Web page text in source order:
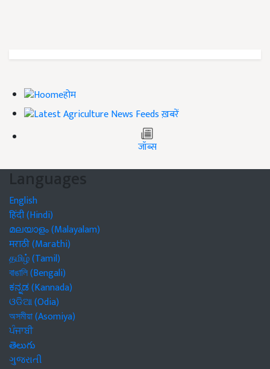
होम
ख़बरें
जॉब्स
Languages
English
हिंदी (Hindi)
മലയാളം (Malayalam)
मराठी (Marathi)
தமிழ் (Tamil)
বাঙালি (Bengali)
ಕನ್ನಡ (Kannada)
ଓଡିଆ (Odia)
অসমীয়া (Asomiya)
ਪੰਜਾਬੀ
తెలుగు
ગુજરાતી